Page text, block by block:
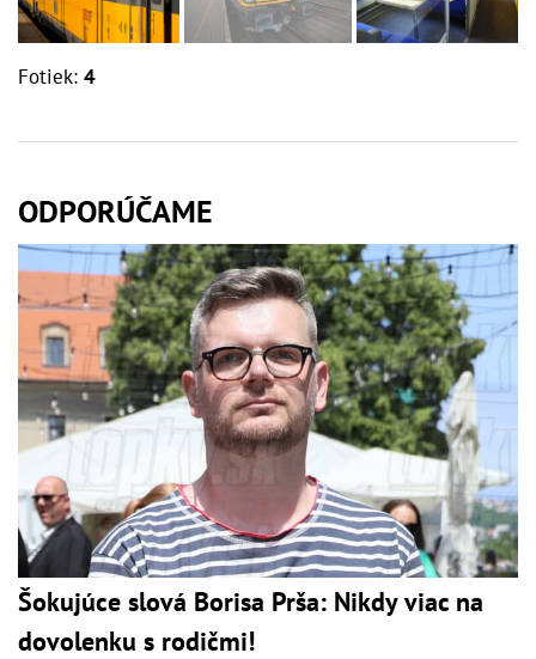
Fotiek: 4
ODPORÚČAME
Šokujúce slová Borisa Prša: Nikdy viac na
dovolenku s rodičmi!